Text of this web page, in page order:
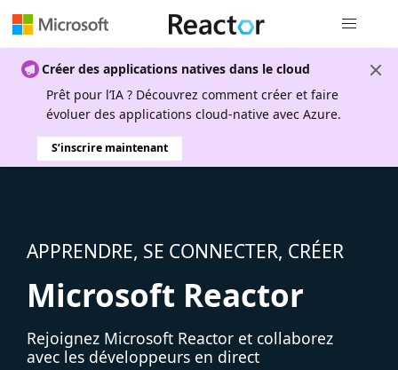
Créer des applications natives dans le cloud
Prêt pour l’IA ? Découvrez comment créer et faire
évoluer des applications cloud-native avec Azure.
S’inscrire maintenant
APPRENDRE, SE CONNECTER, CRÉER
Microsoft Reactor
Rejoignez Microsoft Reactor et collaborez
avec les développeurs en direct